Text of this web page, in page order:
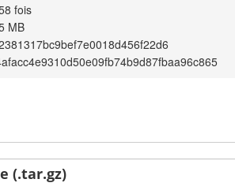
fois
MB
(.tar.gz)